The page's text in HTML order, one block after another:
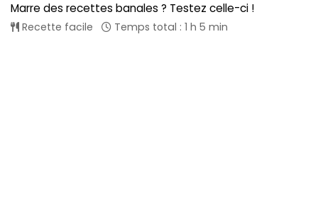
Marre des recettes banales ? Testez celle-ci !
Recette facile Temps total : 1 h 5 min